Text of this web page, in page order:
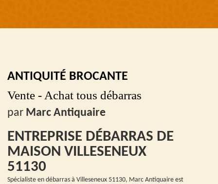
ANTIQUITÉ BROCANTE
Vente - Achat tous débarras
par Marc Antiquaire
ENTREPRISE DÉBARRAS DE
MAISON VILLESENEUX
51130
Spécialiste en débarras à Villeseneux 51130, Marc Antiquaire est